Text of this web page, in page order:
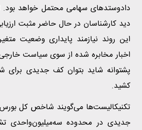
دادوستد‌های سهامی محتمل خواهد بود.
دید کارشناسان در حال حاضر مثبت
این روند نیازمند پایداری وضعیت
اخبار مخابره شده از سوی سیاست
پشتوانه شاید بتوان کف جدیدی
کشید.
تکنیکالیست‌ها می‌گویند شاخص کل
جدیدی در محدوده سه‌میلیون‌واحدی